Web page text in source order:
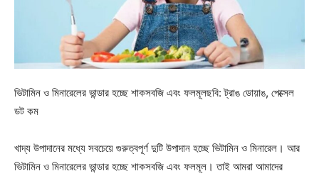
ভিটামিন ও মিনারেলের ভান্ডার হচ্ছে শাকসবজি এবং ফলমূলছবি: ট্রাঙ ডোয়াঙ, পেক্সেল
ডট কম
খাদ্য উপাদানের মধ্যে সবচেয়ে গুরুত্বপূর্ণ দুটি উপাদান হচ্ছে ভিটামিন ও মিনারেল। আর
ভিটামিন ও মিনারেলের ভান্ডার হচ্ছে শাকসবজি এবং ফলমূল। তাই আমরা আমাদের